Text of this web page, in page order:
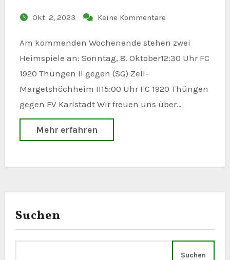
Okt. 2, 2023 Keine Kommentare
Am kommenden Wochenende stehen zwei
Heimspiele an: Sonntag, 8. Oktober12:30 Uhr FC
1920 Thüngen II gegen (SG) Zell-
Margetshöchheim II15:00 Uhr FC 1920 Thüngen
gegen FV Karlstadt Wir freuen uns über…
Mehr erfahren
Suchen
Suchen